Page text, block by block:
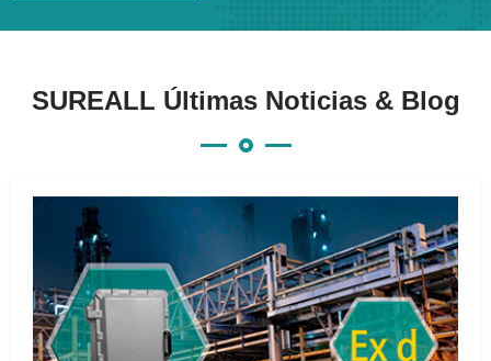
SUREALL Últimas Noticias & Blog